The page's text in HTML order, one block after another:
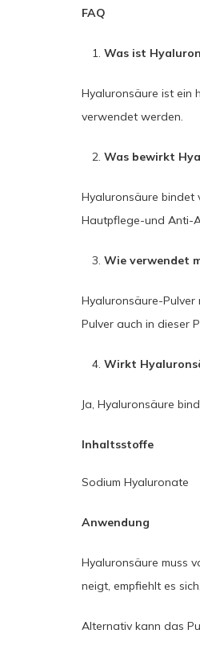
FAQ
Was ist
Hyaluronsäure ist ein
verwendet werden.
Was bewirkt
Hyaluronsäure bindet
Hautpflege-und Anti-
Wie verwendet
Hyaluronsäure-
Pulver auch in dieser
Wirkt
Ja, Hyaluronsäure
Inhaltsstoffe
Sodium Hyaluronate
Anwendung
Hyaluronsäure muss
neigt, empfiehlt es
Alternativ kann das